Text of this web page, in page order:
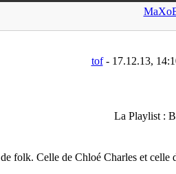
tof- 17.12.13,
La Playlist :
folk. Celle de Chloé Charles et celle